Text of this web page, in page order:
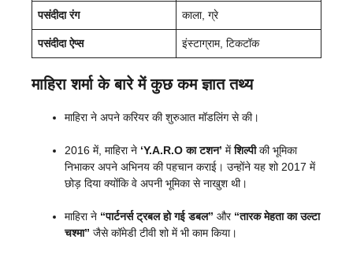
पसंदीदा रंग काला, ग्रे
पसंदीदा ऐप्स इंस्टाग्राम, टिकटॉक
माहिरा शर्मा के बारे में कुछ कम ज्ञात तथ्य
माहिरा ने अपने करियर की शुरुआत मॉडलिंग से की।
2016 में, माहिरा ने ‘Y.A.R.O का टशन’ मेंशिल्पीकी भूमिका
निभाकर अपने अभिनय की पहचान कराई। उन्होंने यह शो 2017 में
छोड़ दिया क्योंकि वे अपनी भूमिका से नाखुश थी।
माहिरा ने “पार्टनर्स ट्रबल हो गई डबल” और “तारक मेहता का उल्टा
चश्मा” जैसे कॉमेडी टीवी शो में भी काम किया।